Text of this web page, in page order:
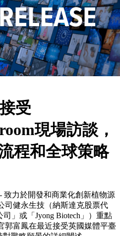
受
現場訪談，
程和全球策略
致力於開發和商業化創新植物源
司健永生技（納斯達克股票代
司 」 或 「 Jyong Biotech 」
）重點
郭富鳳在最近接受英國媒體平臺